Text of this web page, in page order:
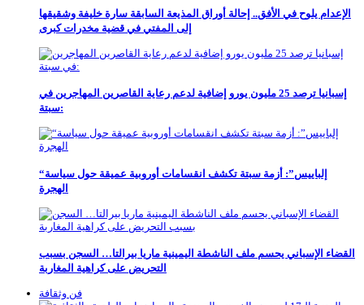
الإعدام يلوح في الأفق.. إحالة أوراق المذيعة السابقة سارة خليفة وشقيقها
إلى المفتي في قضية مخدرات كبرى
إسبانيا ترصد 25 مليون يورو إضافية لدعم رعاية القاصرين المهاجرين في
سبتة:
“إلباييس”: أزمة سبتة تكشف انقسامات أوروبية عميقة حول سياسة
الهجرة
القضاء الإسباني يحسم ملف الناشطة اليمينية ماريا بيرالتا… السجن بسبب
التحريض على كراهية المغاربة
فن وثقافة